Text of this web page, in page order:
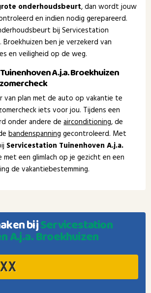
onderhoudsbeurt, dan wordt jouw
en indien nodig gerepareerd.
bij Servicestation
Broekhuizen ben je verzekerd van
en veiligheid op de weg.
A.j.a. Broekhuizen
van plan met de auto op vakantie te
iets voor jou. Tijdens een
onder andere deairconditioning, de
bandenspanning gecontroleerd. Met
Servicestation Tuinenhoven A.j.a.
met een glimlach op je gezicht en een
de vakantiebestemming.
bijServicestation
A.j.a. Broekhuizen